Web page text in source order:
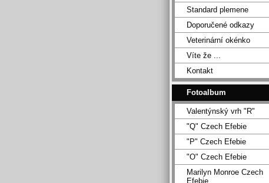
Standard plemene
Doporučené odkazy
Veterinární okénko
Víte že ...
Kontakt
Fotoalbum
Valentýnský vrh "R"
"Q" Czech Efebie
"P" Czech Efebie
"O" Czech Efebie
Marilyn Monroe Czech
Efebie